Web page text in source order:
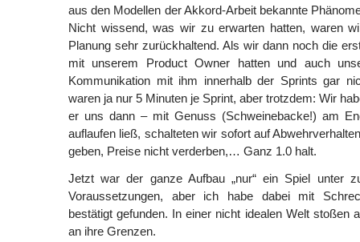
aus den Modellen der Akkord-Arbeit bekannte
Nicht wissend, was wir zu erwarten hatten, waren
Planung sehr zurückhaltend. Als wir dann noch die
mit unserem Product Owner hatten und auch
Kommunikation mit ihm innerhalb der Sprints gar
waren ja nur 5 Minuten je Sprint, aber trotzdem: Wir
er uns dann – mit Genuss (Schweinebacke!) am
auflaufen ließ, schalteten wir sofort auf
geben, Preise nicht verderben,… Ganz 1.0 halt.
Jetzt war der ganze Aufbau „nur“ ein Spiel unter
Voraussetzungen, aber ich habe dabei mit
bestätigt gefunden. In einer nicht idealen Welt stoßen
an ihre Grenzen.